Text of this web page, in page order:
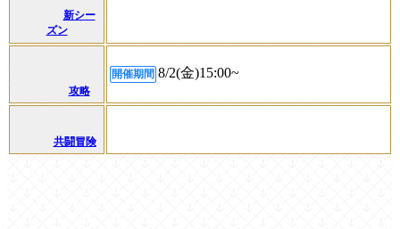
新シー
ズン
攻略
開催期間 8/2(金)15:00~
共闘冒険